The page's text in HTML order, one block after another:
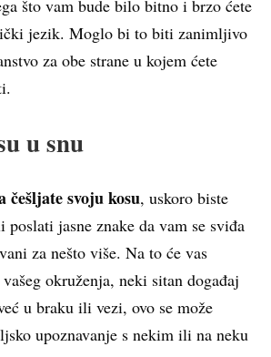
što vam bude bilo bitno i brzo ćete
jezik. Moglo bi to biti zanimljivo
za obe strane u kojem ćete
u snu
češljate svoju kosu, uskoro biste
jasne znake da vam se sviđa
za nešto više. Na to će vas
okruženja, neki sitan događaj
u braku ili vezi, ovo se može
upoznavanje s nekim ili na neku